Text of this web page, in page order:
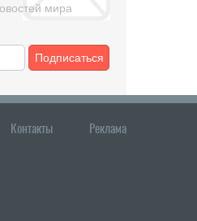
мира
Подписаться
Контакты Реклама